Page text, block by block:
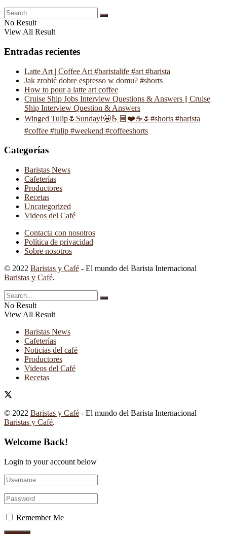
No Result
View All Result
Entradas recientes
Latte Art | Coffee Art #baristalife #art #barista
Jak zrobić dobre espresso w domu? #shorts
How to pour a latte art coffee
Cruise Ship Jobs Interview Questions & Answers || Cruise
Ship Interview Question & Answers
Winged Tulip🌷Sunday!🤩🫰🏼❤️☕️🌷#shorts #barista
#coffee #tulip #weekend #coffeeshorts
Categorías
Baristas News
Cafeterías
Productores
Recetas
Uncategorized
Videos del Café
Contacta con nosotros
Política de privacidad
Sobre nosotros
© 2022 Baristas y Café - El mundo del Barista Internacional
Baristas y Café.
No Result
View All Result
Baristas News
Cafeterías
Noticias del café
Productores
Videos del Café
Recetas
© 2022 Baristas y Café - El mundo del Barista Internacional
Baristas y Café.
Welcome Back!
Login to your account below
Remember Me